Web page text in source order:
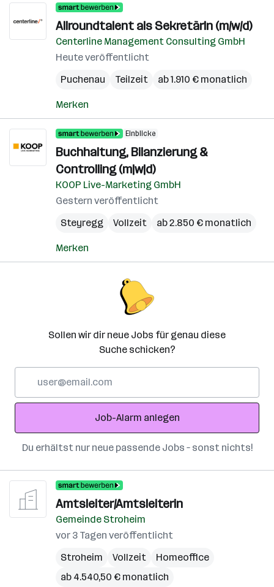
Allroundtalent als SekretärIn (m/w/d)
Centerline Management Consulting GmbH
Heute veröffentlicht
Puchenau
Teilzeit ab 1.910 € monatlich
Merken
Einblicke
Buchhaltung, Bilanzierung &
Controlling (m|w|d)
KOOP Live-Marketing GmbH
Gestern veröffentlicht
Steyregg
Vollzeit ab 2.850 € monatlich
Merken
Sollen wir dir neue Jobs für genau diese
Suche schicken?
Adresse
Job-Alarm anlegen
Du erhältst nur neue passende Jobs – sonst nichts!
Amtsleiter/Amtsleiterin
Gemeinde Stroheim
vor 3 Tagen veröffentlicht
Stroheim
Vollzeit
Homeoffice
ab 4.540,50 € monatlich